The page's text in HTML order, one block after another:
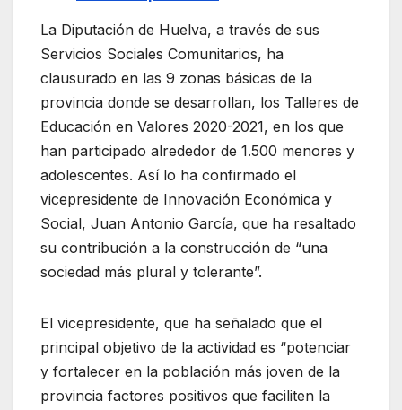
La Diputación de Huelva, a través de sus
Servicios Sociales Comunitarios, ha
clausurado en las 9 zonas básicas de la
provincia donde se desarrollan, los Talleres de
Educación en Valores 2020-2021, en los que
han participado alrededor de 1.500 menores y
adolescentes. Así lo ha confirmado el
vicepresidente de Innovación Económica y
Social, Juan Antonio García, que ha resaltado
su contribución a la construcción de “una
sociedad más plural y tolerante”.
El vicepresidente, que ha señalado que el
principal objetivo de la actividad es “potenciar
y fortalecer en la población más joven de la
provincia factores positivos que faciliten la